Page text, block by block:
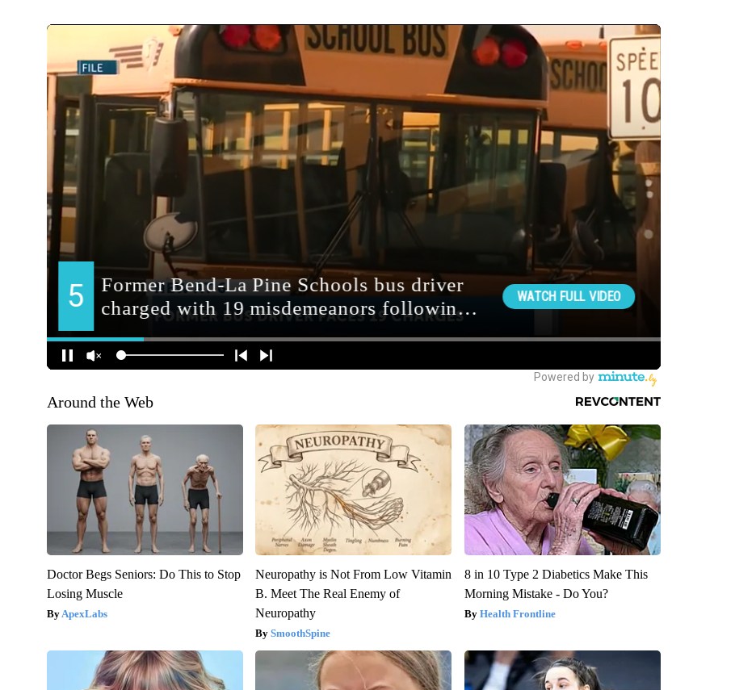
Around the Web
Doctor Begs Seniors: Do This to Stop
Losing Muscle
ApexLabs
Neuropathy is Not From Low Vitamin
B. Meet The Real Enemy of
Neuropathy
SmoothSpine
8 in 10 Type 2 Diabetics Make This
Morning Mistake - Do You?
Health Frontline